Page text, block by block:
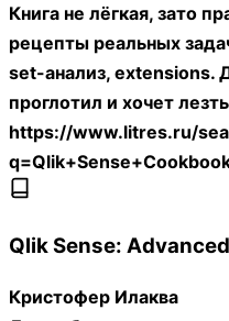
Книга не лёгкая, зато
рецепты реальных
set-анализ, extensions.
проглотил и хочет
https://www.litres.ru/
Qlik Sense:
Кристофер Илаква